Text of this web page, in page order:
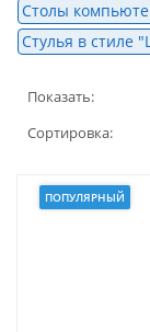
Столы
Стулья в стиле
Показать:
Сортировка:
ПОПУЛЯРНЫЙ